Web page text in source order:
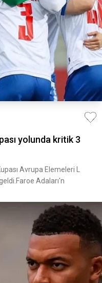
yolunda kritik 3
Avrupa Elemeleri L
Adaları'n